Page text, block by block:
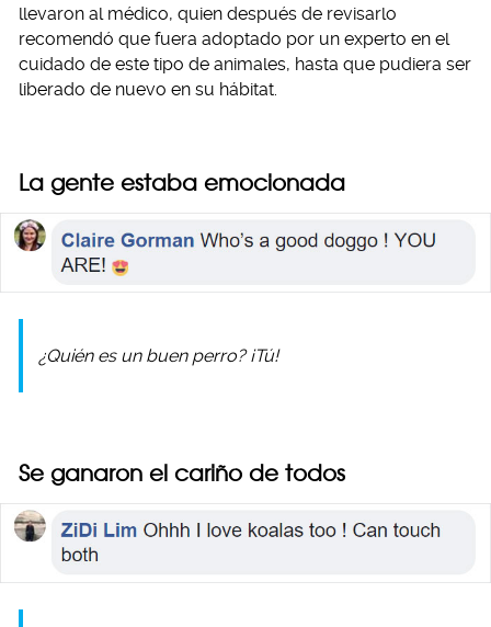
llevaron al médico, quien después de revisarlo
recomendó que fuera adoptado por un experto en el
cuidado de este tipo de animales, hasta que pudiera ser
liberado de nuevo en su hábitat.
La gente estaba emocionada
¿Quién es un buen perro? ¡Tú!
Se ganaron el cariño de todos